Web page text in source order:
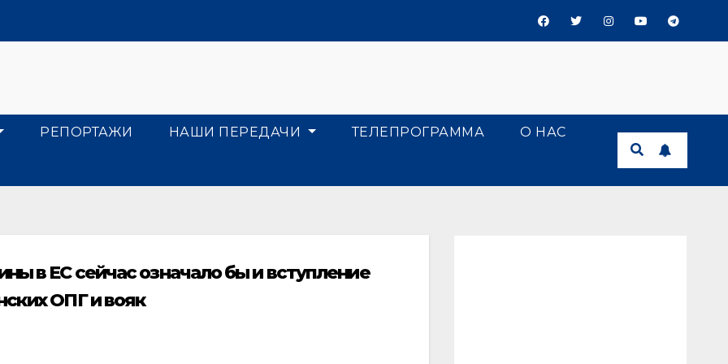
РЕПОРТАЖИ НАШИ ПЕРЕДАЧИ ТЕЛЕПРОГРАММА О НАС
в ЕС сейчас означало бы и вступление
ОПГ и вояк